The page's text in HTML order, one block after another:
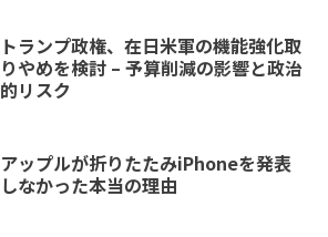
トランプ政権、在日米軍の機能強化取
りやめを検討 – 予算削減の影響と政治
的リスク
アップルが折りたたみiPhoneを発表
しなかった本当の理由